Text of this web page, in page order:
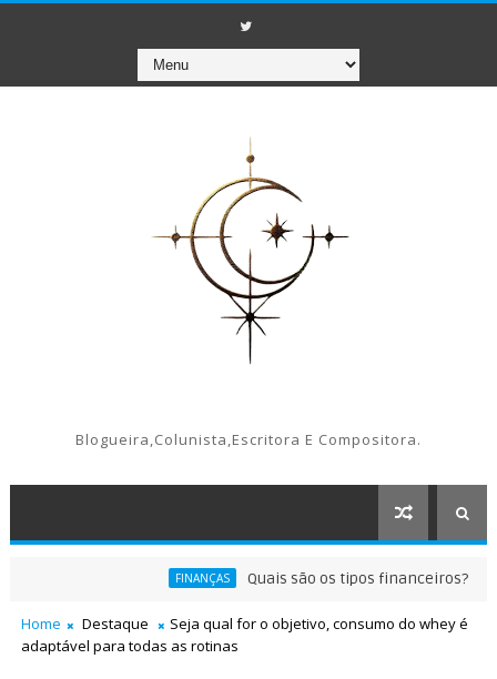
Blogueira,colunista,escritora E Compositora.
FINANÇAS Quais são os tipos financeiros?
Home Destaque
Seja qual for o objetivo, consumo do whey é
adaptável para todas as rotinas